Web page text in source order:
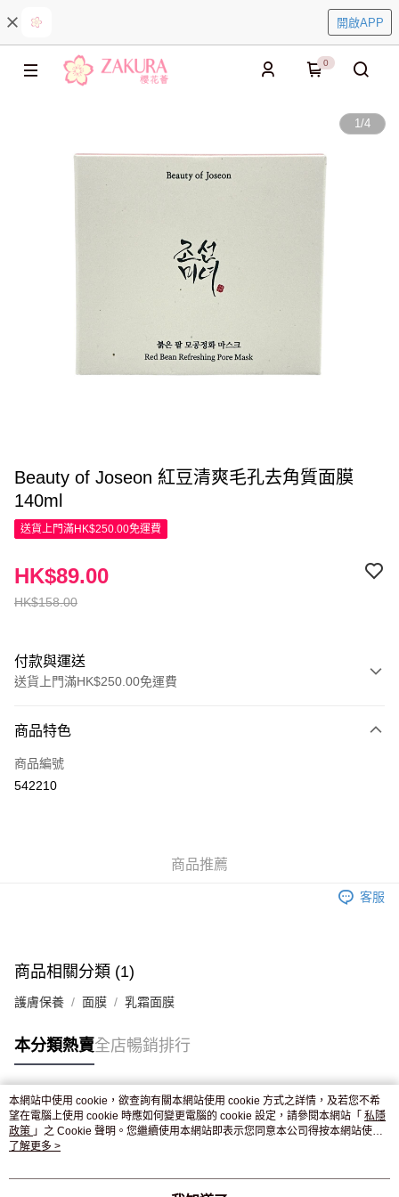
開啟APP
0
1/4
Beauty of Joseon 紅豆清爽毛孔去角質面膜
140ml
送貨上門滿HK$250.00免運費
HK$158.00
HK$89.00
付款與運送
送貨上門滿HK$250.00免運費
信用卡
Apple Pay
付款後門市自取，訂單確認後2-4個工作天到店，7天內取。逾期後
商品特色
商品編號
542210
商品推薦
客服
商品相關分類 (1)
護膚保養 面膜 乳霜面膜
本分類熱賣全店暢銷排行
熱門標籤
熱銷排行
本網站中使用 cookie，欲查詢有關本網站使用 cookie 方式之詳情，及若您不希
望在電腦上使用 cookie 時應如何變更電腦的 cookie 設定，請參閱本網站「 私隱
政策 」之 Cookie 聲明。您繼續使用本網站即表示您同意本公司得按本網站使用
條款之 Cookie 聲明使用 cookie。
了解更多 >